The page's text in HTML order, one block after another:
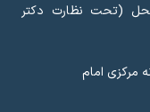
(تحت نظارت دکتر
مرکزی امام